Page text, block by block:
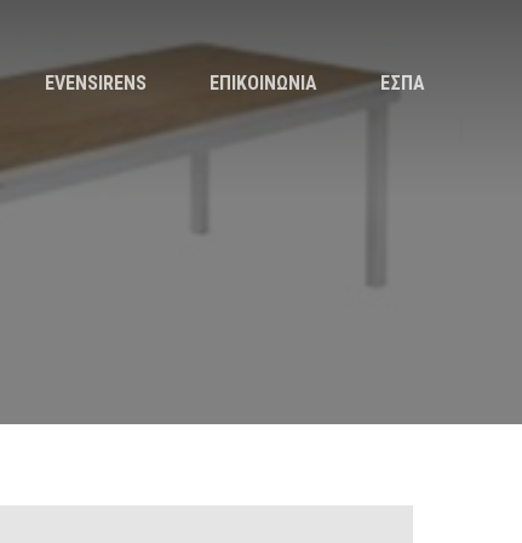
EVENSIRENS ΕΠΙΚΟΙΝΩΝΙΑ ΕΣΠΑ